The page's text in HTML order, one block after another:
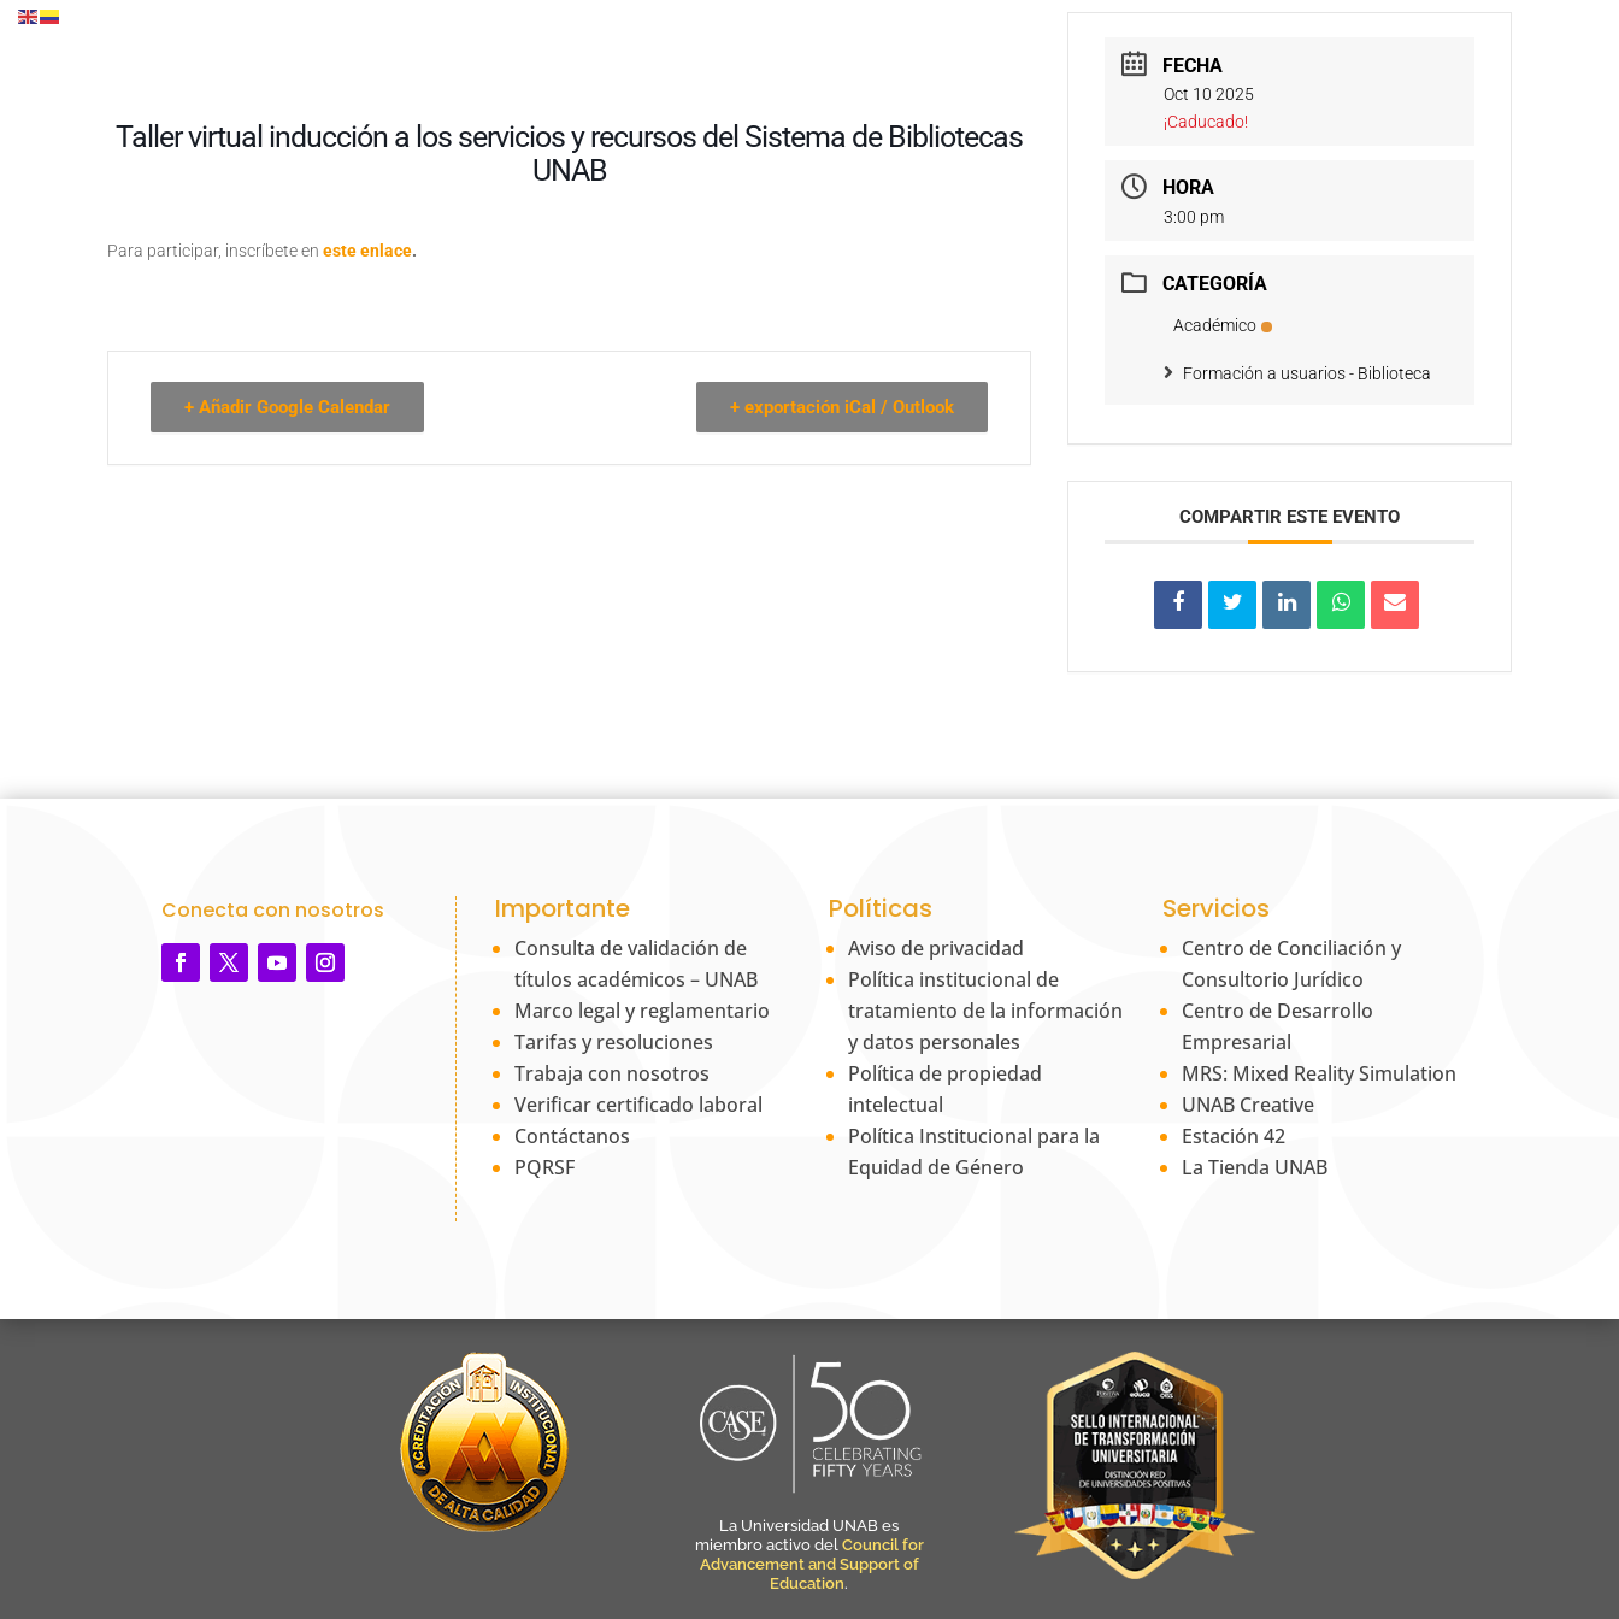
Taller virtual inducción a los servicios y recursos del Sistema de Bibliotecas
UNAB
Para participar, inscríbete en este enlace.
+ Añadir Google Calendar + exportación iCal / Outlook
FECHA
Oct 10 2025
¡Caducado!
HORA
3:00 pm
CATEGORÍA
Académico
Formación a usuarios - Biblioteca
COMPARTIR ESTE EVENTO
Conecta con nosotros Importante
Consulta de validación de
títulos académicos – UNAB
Marco legal y reglamentario
Tarifas y resoluciones
Trabaja con nosotros
Verificar certificado laboral
Contáctanos
PQRSF
Políticas
Aviso de privacidad
Política institucional de
tratamiento de la información
y datos personales
Política de propiedad
intelectual
Política Institucional para la
Equidad de Género
Servicios
Centro de Conciliación y
Consultorio Jurídico
Centro de Desarrollo
Empresarial
MRS: Mixed Reality Simulation
UNAB Creative
Estación 42
La Tienda UNAB
La Universidad UNAB es
miembro activo del Council for
Advancement and Support of
Education.